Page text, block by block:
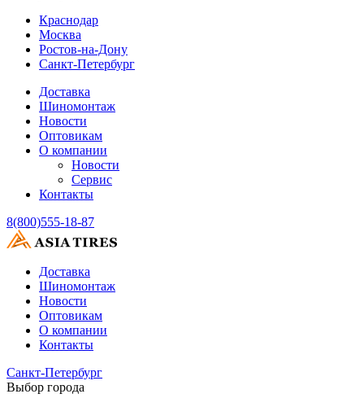
Краснодар
Москва
Ростов-на-Дону
Санкт-Петербург
Доставка
Шиномонтаж
Новости
Оптовикам
О компании
Новости
Сервис
Контакты
8(800)555-18-87
Доставка
Шиномонтаж
Новости
Оптовикам
О компании
Контакты
Санкт-Петербург
Выбор города